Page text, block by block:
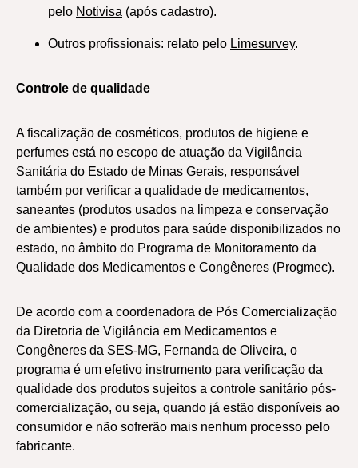
pelo Notivisa (após cadastro).
Outros profissionais: relato pelo Limesurvey.
Controle de qualidade
A fiscalização de cosméticos, produtos de higiene e
perfumes está no escopo de atuação da Vigilância
Sanitária do Estado de Minas Gerais, responsável
também por verificar a qualidade de medicamentos,
saneantes (produtos usados na limpeza e conservação
de ambientes) e produtos para saúde disponibilizados no
estado, no âmbito do Programa de Monitoramento da
Qualidade dos Medicamentos e Congêneres (Progmec).
De acordo com a coordenadora de Pós Comercialização
da Diretoria de Vigilância em Medicamentos e
Congêneres da SES-MG, Fernanda de Oliveira, o
programa é um efetivo instrumento para verificação da
qualidade dos produtos sujeitos a controle sanitário pós-
comercialização, ou seja, quando já estão disponíveis ao
consumidor e não sofrerão mais nenhum processo pelo
fabricante.